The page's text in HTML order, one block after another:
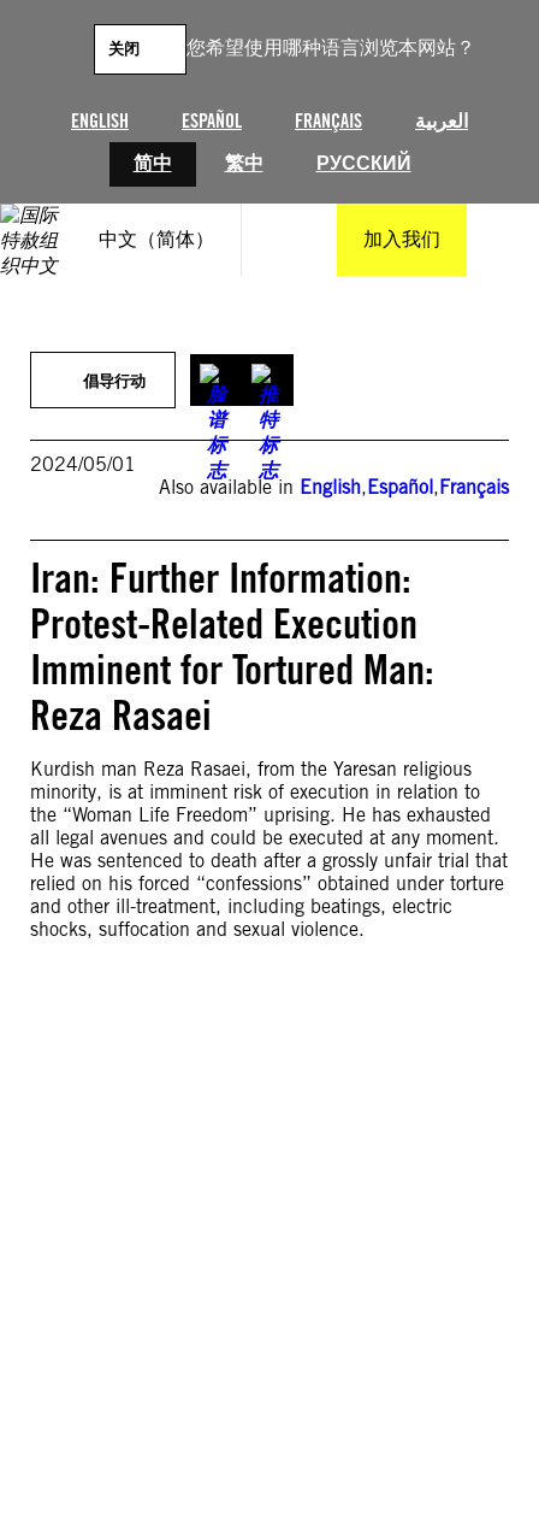
您希望使用哪种语言浏览本网站？
ENGLISH ESPAÑOL FRANÇAIS
العربية
简中
繁中 РУССКИЙ
关闭
中文（简体） 加入我们
倡导行动
2024/05/01
Also available in English,Español,Français
Iran: Further Information:
Protest-Related Execution
Imminent for Tortured Man:
Reza Rasaei
Kurdish man Reza Rasaei, from the Yaresan religious
minority, is at imminent risk of execution in relation to
the “Woman Life Freedom” uprising. He has exhausted
all legal avenues and could be executed at any moment.
He was sentenced to death after a grossly unfair trial that
relied on his forced “confessions” obtained under torture
and other ill-treatment, including beatings, electric
shocks, suffocation and sexual violence.